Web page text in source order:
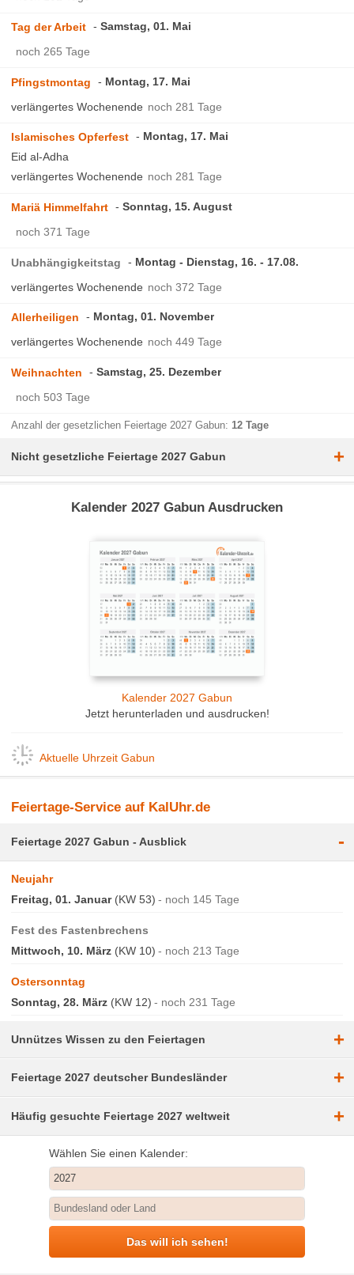
Tag der Arbeit
Samstag, 01. Mai
noch 265 Tage
Pfingstmontag
Montag, 17. Mai
verlängertes Wochenende noch 281 Tage
Islamisches Opferfest
Montag, 17. Mai
Eid al-Adha
verlängertes Wochenende noch 281 Tage
Mariä Himmelfahrt
Sonntag, 15. August
noch 371 Tage
Unabhängigkeitstag
Montag - Dienstag, 16. - 17.08.
verlängertes Wochenende noch 372 Tage
Allerheiligen
Montag, 01. November
verlängertes Wochenende noch 449 Tage
Weihnachten
Samstag, 25. Dezember
noch 503 Tage
Anzahl der gesetzlichen Feiertage 2027 Gabun:12 Tage
Nicht gesetzliche Feiertage 2027 Gabun +
Kalender 2027 Gabun Ausdrucken
Kalender 2027 Gabun
Jetzt herunterladen und ausdrucken!
Aktuelle Uhrzeit Gabun
Feiertage-Service auf KalUhr.de
Feiertage 2027 Gabun - Ausblick -
Neujahr
Freitag, 01. Januar(KW 53) noch 145 Tage
Fest des Fastenbrechens
Mittwoch, 10. März (KW 10) noch 213 Tage
Ostersonntag
Sonntag, 28. März (KW 12) noch 231 Tage
Unnützes Wissen zu den Feiertagen +
Feiertage 2027 deutscher Bundesländer +
Häufig gesuchte Feiertage 2027 weltweit +
Wählen Sie einen Kalender:
Das will ich sehen!